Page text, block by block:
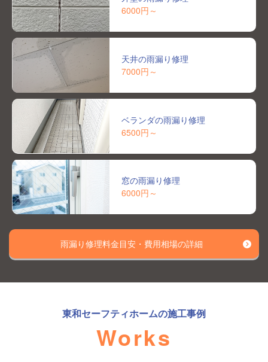
6000円～
天井の雨漏り修理
7000円～
ベランダの雨漏り修理
6500円～
窓の雨漏り修理
6000円～
雨漏り修理料金目安・費用相場の詳細
東和セーフティホームの施工事例
Works